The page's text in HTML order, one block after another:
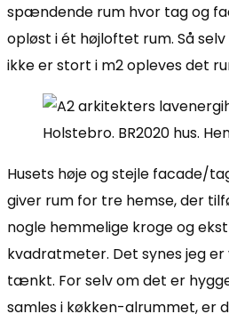
spændende rum hvor tag og
opløst i ét højloftet rum. Så
ikke er stort i m2 opleves det
Husets høje og stejle facade/
giver rum for tre hemse, der
nogle hemmelige kroge og
kvadratmeter. Det synes jeg er
tænkt. For selv om det er
samles i køkken-alrummet, er